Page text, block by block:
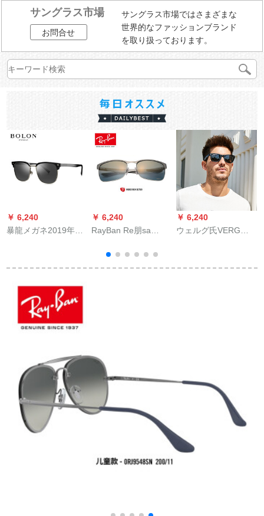
サングラス市場
お問合せ
サングラス市場ではさまざまな
世界的なファッションブランド
を取り扱っております。
￥ 6,240
暴龍メガネ2019年新
ージ眉毛フレム個性
ネ6081 D 11-ダ・ク
偏光
￥ 6,240
RayBan Re朋sa
ン色偏光レンズ0 RB
8319 CHカスズ可能
￥ 6,240
ウェルグ氏VERG
ーード・ラバー6106